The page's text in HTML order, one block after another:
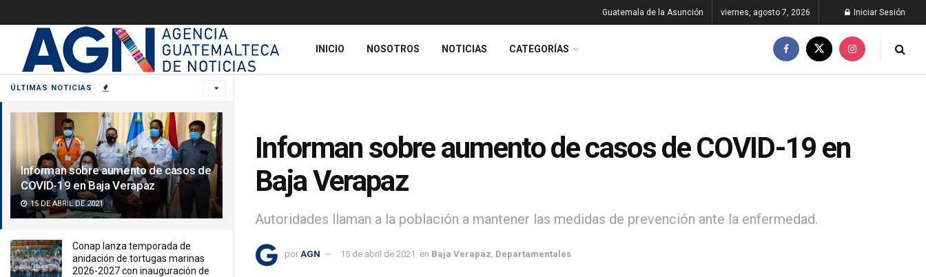
ÚLTIMAS NOTICIAS
Informan sobre aumento de casos de
COVID-19 en Baja Verapaz
15 DE ABRIL DE 2021
Conap lanza temporada de
anidación de tortugas marinas
2026-2027 con inauguración de
Guatemala de la Asunción viernes, agosto 7, 2026 Iniciar Sesión
INICIO NOSOTROS NOTICIAS CATEGORÍAS
Informan sobre aumento de casos de COVID-19 en
Baja Verapaz
Autoridades llaman a la población a mantener las medidas de prevención ante la enfermedad.
por AGN 15 de abril de 2021 en Baja Verapaz Departamentales